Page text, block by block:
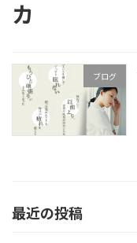
カ
ブログ
最近の投稿